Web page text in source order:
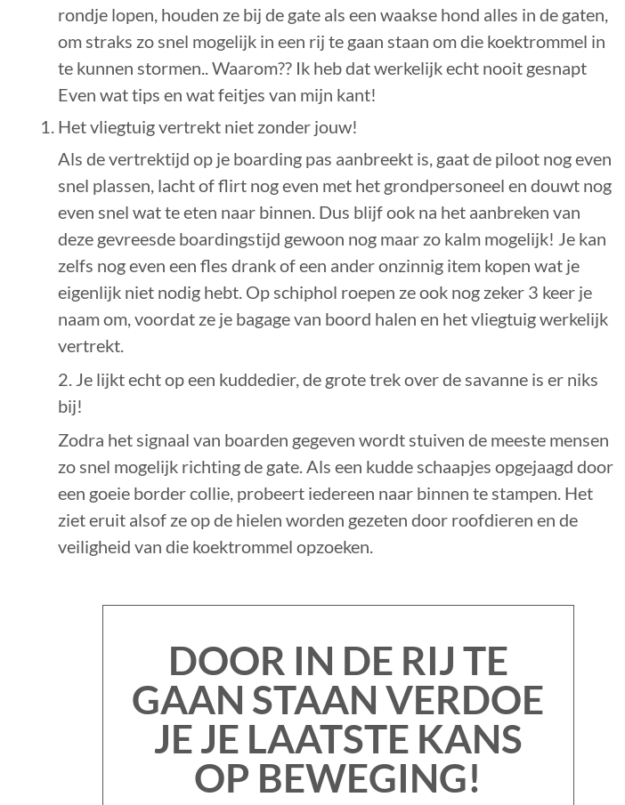
rondje lopen, houden ze bij de gate als een waakse hond alles in de gaten,
om straks zo snel mogelijk in een rij te gaan staan om die koektrommel in
te kunnen stormen.. Waarom?? Ik heb dat werkelijk echt nooit gesnapt
Even wat tips en wat feitjes van mijn kant!
Het vliegtuig vertrekt niet zonder jouw!
Als de vertrektijd op je boarding pas aanbreekt is, gaat de piloot nog even
snel plassen, lacht of flirt nog even met het grondpersoneel en douwt nog
even snel wat te eten naar binnen. Dus blijf ook na het aanbreken van
deze gevreesde boardingstijd gewoon nog maar zo kalm mogelijk! Je kan
zelfs nog even een fles drank of een ander onzinnig item kopen wat je
eigenlijk niet nodig hebt. Op schiphol roepen ze ook nog zeker 3 keer je
naam om, voordat ze je bagage van boord halen en het vliegtuig werkelijk
vertrekt.
2. Je lijkt echt op een kuddedier, de grote trek over de savanne is er niks
bij!
Zodra het signaal van boarden gegeven wordt stuiven de meeste mensen
zo snel mogelijk richting de gate. Als een kudde schaapjes opgejaagd door
een goeie border collie, probeert iedereen naar binnen te stampen. Het
ziet eruit alsof ze op de hielen worden gezeten door roofdieren en de
veiligheid van die koektrommel opzoeken.
DOOR IN DE RIJ TE
GAAN STAAN VERDOE
JE JE LAATSTE KANS
OP BEWEGING!